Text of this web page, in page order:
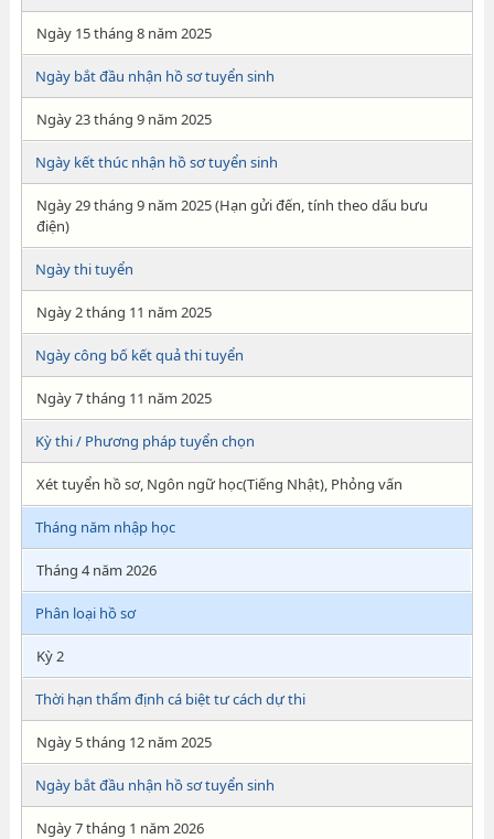
Ngày 15 tháng 8 năm 2025
Ngày bắt đầu nhận hồ sơ tuyển sinh
Ngày 23 tháng 9 năm 2025
Ngày kết thúc nhận hồ sơ tuyển sinh
Ngày 29 tháng 9 năm 2025 (Hạn gửi đến, tính theo dấu bưu
điện)
Ngày thi tuyển
Ngày 2 tháng 11 năm 2025
Ngày công bố kết quả thi tuyển
Ngày 7 tháng 11 năm 2025
Kỳ thi / Phương pháp tuyển chọn
Xét tuyển hồ sơ, Ngôn ngữ học(Tiếng Nhật), Phỏng vấn
Tháng năm nhập học
Tháng 4 năm 2026
Phân loại hồ sơ
Kỳ 2
Thời hạn thẩm định cá biệt tư cách dự thi
Ngày 5 tháng 12 năm 2025
Ngày bắt đầu nhận hồ sơ tuyển sinh
Ngày 7 tháng 1 năm 2026